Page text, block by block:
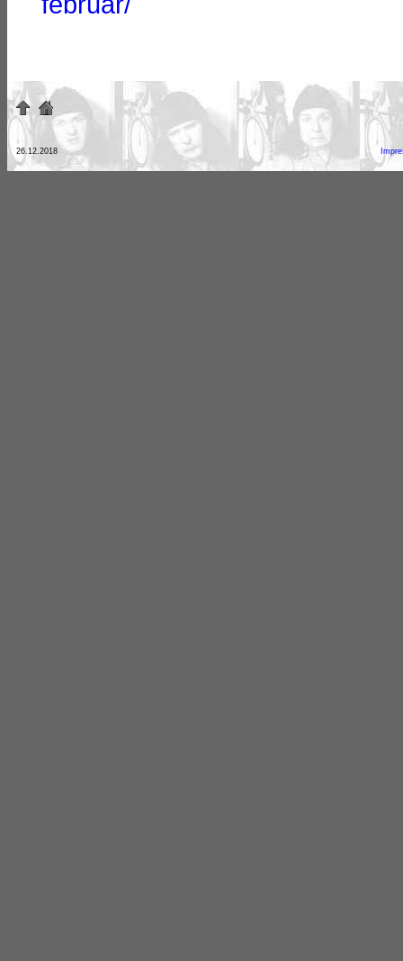
26.12.2018